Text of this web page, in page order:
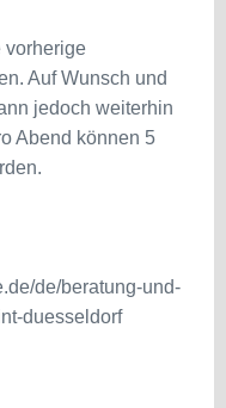
vorherige
Auf Wunsch und
jedoch weiterhin
Abend können 5
de/beratung-und-
duesseldorf